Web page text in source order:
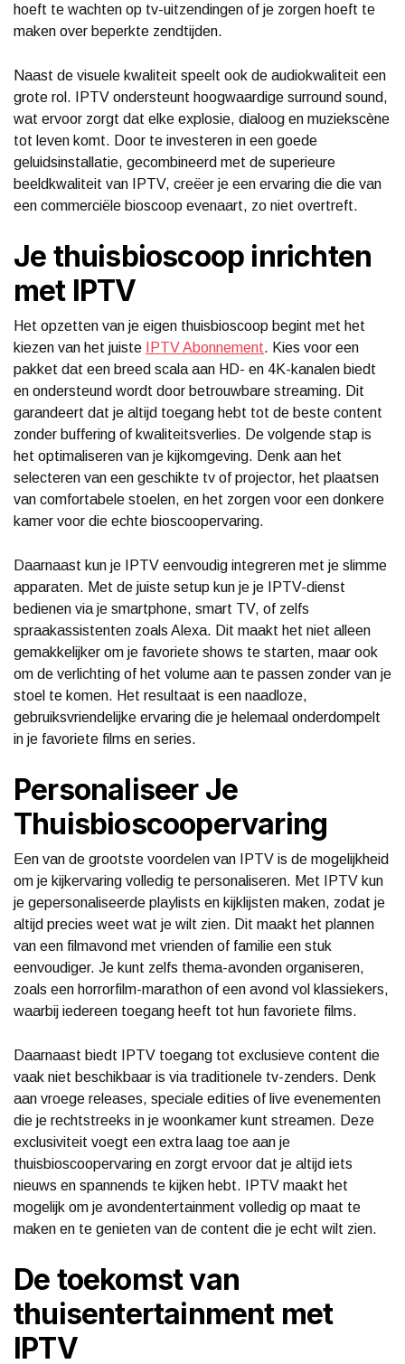
hoeft te wachten op tv-uitzendingen of je zorgen hoeft te
maken over beperkte zendtijden.
Naast de visuele kwaliteit speelt ook de audiokwaliteit een
grote rol. IPTV ondersteunt hoogwaardige surround sound,
wat ervoor zorgt dat elke explosie, dialoog en muziekscène
tot leven komt. Door te investeren in een goede
geluidsinstallatie, gecombineerd met de superieure
beeldkwaliteit van IPTV, creëer je een ervaring die die van
een commerciële bioscoop evenaart, zo niet overtreft.
Je thuisbioscoop inrichten
met IPTV
Het opzetten van je eigen thuisbioscoop begint met het
kiezen van het juiste
IPTV Abonnement. Kies voor een
pakket dat een breed scala aan HD- en 4K-kanalen biedt
en ondersteund wordt door betrouwbare streaming. Dit
garandeert dat je altijd toegang hebt tot de beste content
zonder buffering of kwaliteitsverlies. De volgende stap is
het optimaliseren van je kijkomgeving. Denk aan het
selecteren van een geschikte tv of projector, het plaatsen
van comfortabele stoelen, en het zorgen voor een donkere
kamer voor die echte bioscoopervaring.
Daarnaast kun je IPTV eenvoudig integreren met je slimme
apparaten. Met de juiste setup kun je je IPTV-dienst
bedienen via je smartphone, smart TV, of zelfs
spraakassistenten zoals Alexa. Dit maakt het niet alleen
gemakkelijker om je favoriete shows te starten, maar ook
om de verlichting of het volume aan te passen zonder van je
stoel te komen. Het resultaat is een naadloze,
gebruiksvriendelijke ervaring die je helemaal onderdompelt
in je favoriete films en series.
Personaliseer Je
Thuisbioscoopervaring
Een van de grootste voordelen van IPTV is de mogelijkheid
om je kijkervaring volledig te personaliseren. Met IPTV kun
je gepersonaliseerde playlists en kijklijsten maken, zodat je
altijd precies weet wat je wilt zien. Dit maakt het plannen
van een filmavond met vrienden of familie een stuk
eenvoudiger. Je kunt zelfs thema-avonden organiseren,
zoals een horrorfilm-marathon of een avond vol klassiekers,
waarbij iedereen toegang heeft tot hun favoriete films.
Daarnaast biedt IPTV toegang tot exclusieve content die
vaak niet beschikbaar is via traditionele tv-zenders. Denk
aan vroege releases, speciale edities of live evenementen
die je rechtstreeks in je woonkamer kunt streamen. Deze
exclusiviteit voegt een extra laag toe aan je
thuisbioscoopervaring en zorgt ervoor dat je altijd iets
nieuws en spannends te kijken hebt. IPTV maakt het
mogelijk om je avondentertainment volledig op maat te
maken en te genieten van de content die je echt wilt zien.
De toekomst van
thuisentertainment met
IPTV